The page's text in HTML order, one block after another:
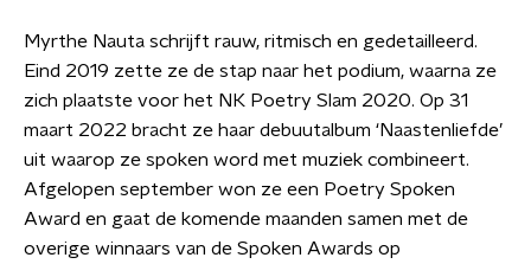
Myrthe Nauta schrijft rauw, ritmisch en gedetailleerd.
Eind 2019 zette ze de stap naar het podium, waarna ze
zich plaatste voor het NK Poetry Slam 2020. Op 31
maart 2022 bracht ze haar debuutalbum ‘Naastenliefde’
uit waarop ze spoken word met muziek combineert.
Afgelopen september won ze een Poetry Spoken
Award en gaat de komende maanden samen met de
overige winnaars van de Spoken Awards op